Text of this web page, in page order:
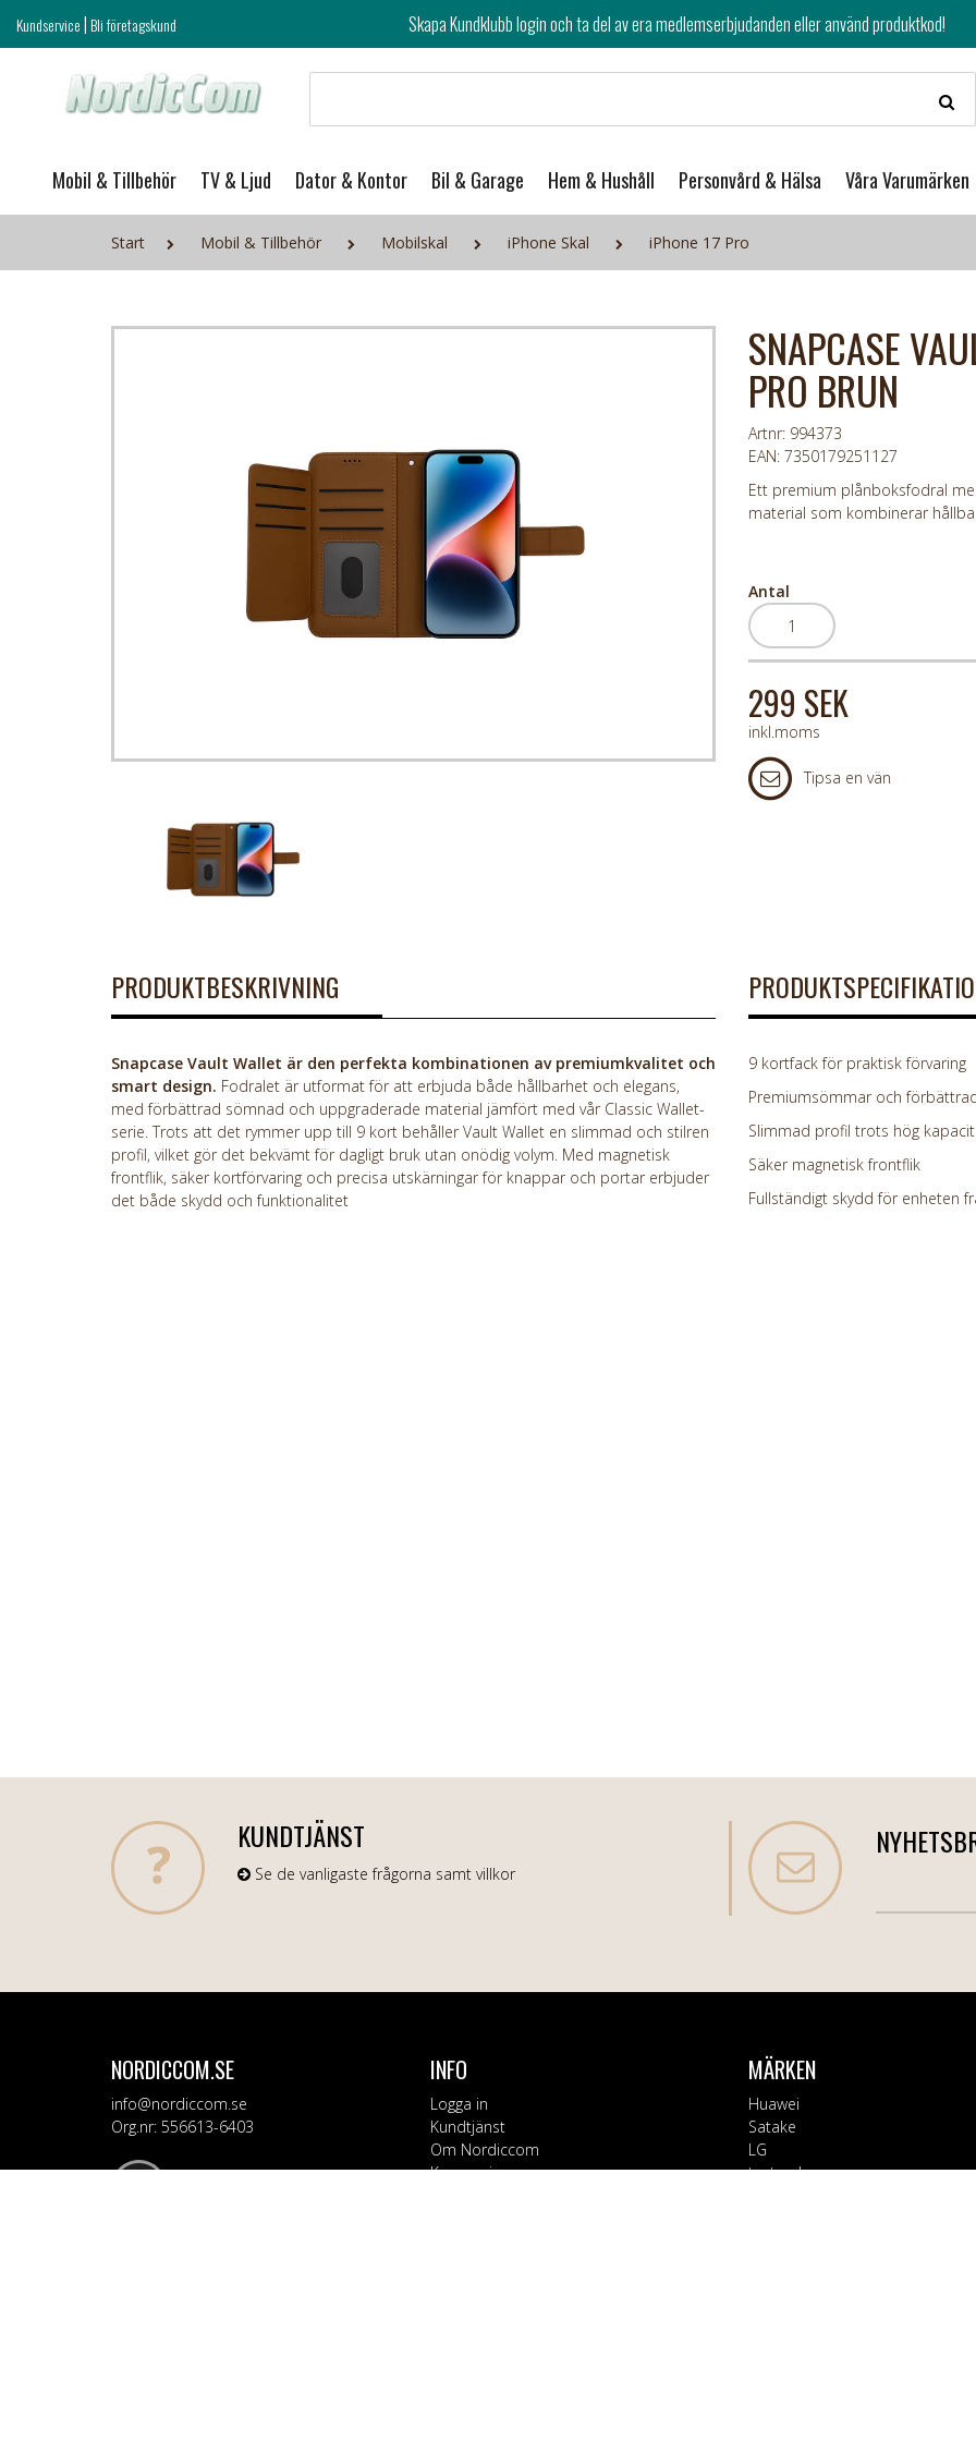
Kundservice|Bli företagskund Skapa Kundklubb login och ta del av era medlemserbjudanden eller använd produktkod!
Mobil & Tillbehör TV & Ljud Dator & Kontor Bil & Garage Hem & Hushåll Personvård & Hälsa Våra Varumärken
Start Mobil & Tillbehör Mobilskal iPhone Skal iPhone 17 Pro
SNAPCASE
PRO BRUN
Artnr: 994373
EAN: 7350179251127
Ett premium plånboksfodral
material som kombinerar
Antal
299 SEK
inkl.moms
Tipsa en vän
PRODUKTBESKRIVNING
Snapcase Vault Wallet är den perfekta kombinationen av premiumkvalitet och
smart design. Fodralet är utformat för att erbjuda både hållbarhet och elegans,
med förbättrad sömnad och uppgraderade material jämfört med vår Classic Wallet-
serie. Trots att det rymmer upp till 9 kort behåller Vault Wallet en slimmad och stilren
profil, vilket gör det bekvämt för dagligt bruk utan onödig volym. Med magnetisk
frontflik, säker kortförvaring och precisa utskärningar för knappar och portar erbjuder
det både skydd och funktionalitet
9 kortfack för praktisk förvaring
Premiumsömmar och
Slimmad profil trots hög
Säker magnetisk frontflik
Fullständigt skydd för enheten
KUNDTJÄNST
Se de vanligaste frågorna samt villkor
NORDICCOM.SE
info@nordiccom.se
Org.nr: 556613-6403
INFO
Logga in
Kundtjänst
Om Nordiccom
Kampanjvaror
MÄRKEN
Huawei
Satake
LG
testsynk